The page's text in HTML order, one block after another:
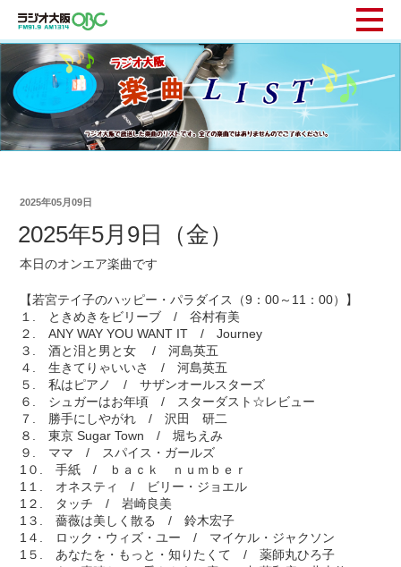
2025年05月09日
2025年5月9日（金）
本日のオンエア楽曲です
【若宮テイ子のハッピー・パラダイス（9：00～11：00）】
１. ときめきをビリーブ / 谷村有美
２. ANY WAY YOU WANT IT / Journey
３. 酒と泪と男と女 / 河島英五
４. 生きてりゃいいさ / 河島英五
５. 私はピアノ / サザンオールスターズ
６. シュガーはお年頃 / スターダスト☆レビュー
７. 勝手にしやがれ / 沢田 研二
８. 東京 Sugar Town / 堀ちえみ
９. ママ / スパイス・ガールズ
1０. 手紙 / ｂａｃｋ ｎｕｍｂｅｒ
1１. オネスティ / ビリー・ジョエル
1２. タッチ / 岩崎良美
1３. 薔薇は美しく散る / 鈴木宏子
1４. ロック・ウィズ・ユー / マイケル・ジャクソン
1５. あなたを・もっと・知りたくて / 薬師丸ひろ子